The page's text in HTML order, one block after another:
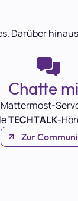
Darüber
Chatte
TECHTALK-
Zur